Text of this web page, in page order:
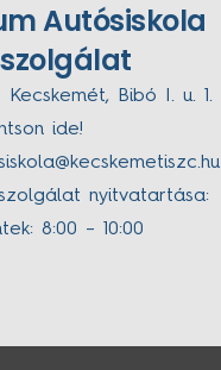
Autósiskola
Kecskemét, Bibó I. u. 1.
ide!
nyitvatartása:
8:00 – 10:00